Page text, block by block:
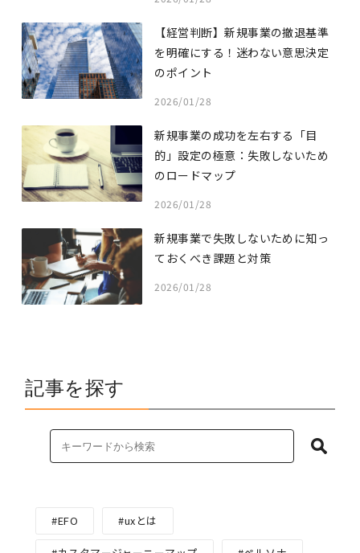
【経営判断】新規事業の撤退基準
を明確にする！迷わない意思決定
のポイント
2026/01/28
新規事業の成功を左右する「目
的」設定の極意：失敗しないため
のロードマップ
2026/01/28
新規事業で失敗しないために知っ
ておくべき課題と対策
2026/01/28
記事を探す
EFO uxとは